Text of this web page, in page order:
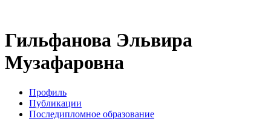
Гильфанова Эльвира
Музафаровна
Профиль
Публикации
Последипломное образование